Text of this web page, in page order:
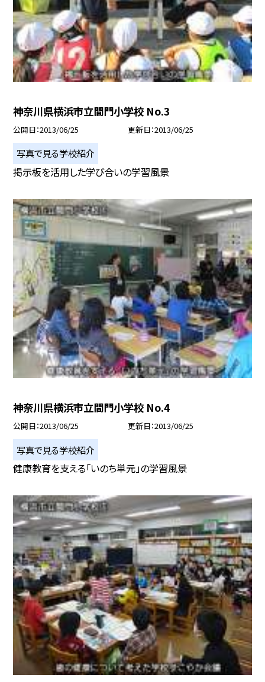
神奈川県横浜市立間門小学校 No.3
公開日 2013/06/25 更新日 2013/06/25
写真で見る学校紹介
掲示板を活用した学び合いの学習風景
神奈川県横浜市立間門小学校 No.4
公開日 2013/06/25 更新日 2013/06/25
写真で見る学校紹介
健康教育を支える「いのち単元」の学習風景